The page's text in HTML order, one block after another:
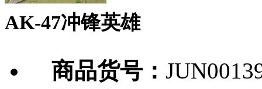
AK-47冲锋英雄
商品货号：